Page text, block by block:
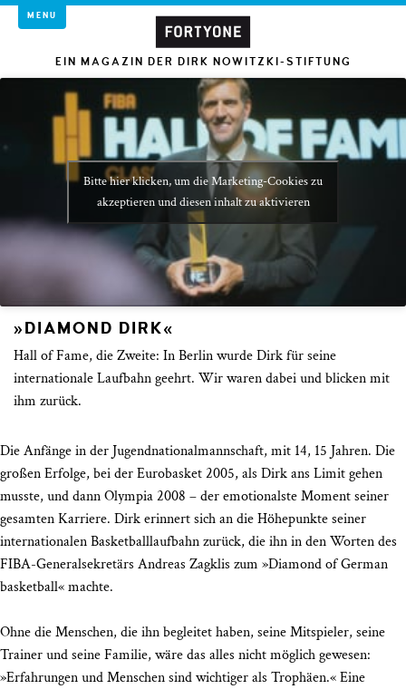
MENU
EIN MAGAZIN DER DIRK NOWITZKI-STIFTUNG
Bitte hier klicken, um die Marketing-Cookies zu
akzeptieren und diesen inhalt zu aktivieren
»DIAMOND DIRK«
Hall of Fame, die Zweite: In Berlin wurde Dirk für seine
internationale Laufbahn geehrt. Wir waren dabei und blicken mit
ihm zurück.
Die Anfänge in der Jugendnationalmannschaft, mit 14, 15 Jahren. Die
großen Erfolge, bei der Eurobasket 2005, als Dirk ans Limit gehen
musste, und dann Olympia 2008 – der emotionalste Moment seiner
gesamten Karriere. Dirk erinnert sich an die Höhepunkte seiner
internationalen Basketballlaufbahn zurück, die ihn in den Worten des
FIBA-Generalsekretärs Andreas Zagklis zum »Diamond of German
basketball« machte.
Ohne die Menschen, die ihn begleitet haben, seine Mitspieler, seine
Trainer und seine Familie, wäre das alles nicht möglich gewesen:
»Erfahrungen und Menschen sind wichtiger als Trophäen.« Eine